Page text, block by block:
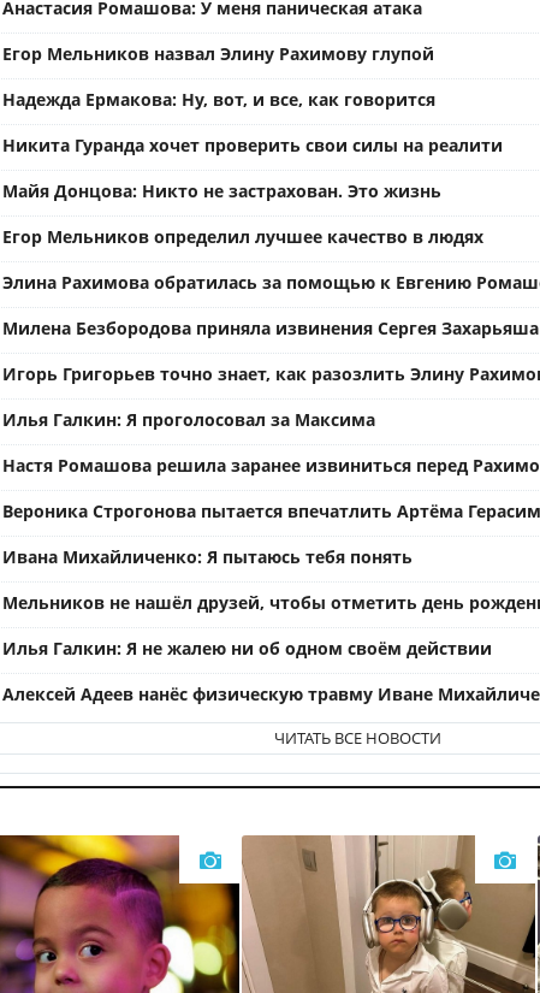
Анастасия Ромашова: У меня паническая атака
Егор Мельников назвал Элину Рахимову глупой
Надежда Ермакова: Ну, вот, и все, как говорится
Никита Гуранда хочет проверить свои силы на реалити
Майя Донцова: Никто не застрахован. Это жизнь
Егор Мельников определил лучшее качество в людях
Элина Рахимова обратилась за помощью к Евгению
Милена Безбородова приняла извинения Сергея Захарьяша
Игорь Григорьев точно знает, как разозлить Элину
Илья Галкин: Я проголосовал за Максима
Настя Ромашова решила заранее извиниться перед
Вероника Строгонова пытается впечатлить Артёма
Ивана Михайличенко: Я пытаюсь тебя понять
Мельников не нашёл друзей, чтобы отметить день
Илья Галкин: Я не жалею ни об одном своём действии
Алексей Адеев нанёс физическую травму Иване
ЧИТАТЬ ВСЕ НОВОСТИ